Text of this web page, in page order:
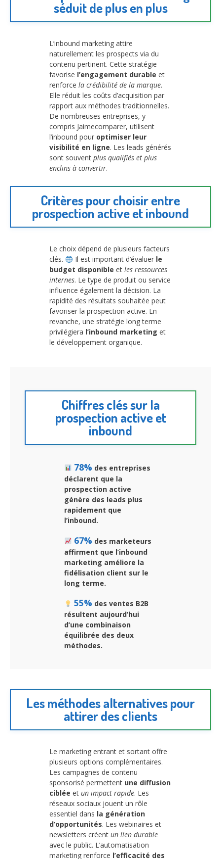
séduit de plus en plus
L’inbound marketing attire
naturellement les prospects via du
contenu pertinent. Cette stratégie
favorise l’engagement durable et
renforce la crédibilité de la marque.
Elle réduit les coûts d’acquisition par
rapport aux méthodes traditionnelles.
De nombreuses entreprises, y
compris Jaimecomparer, utilisent
l’inbound pour optimiser leur
visibilité en ligne. Les leads générés
sont souvent plus qualifiés et plus
enclins à convertir.
Critères pour choisir entre
prospection active et inbound
Le choix dépend de plusieurs facteurs
clés.
Il est important d’évaluer le
budget disponible et les ressources
internes. Le type de produit ou service
influence également la décision. La
rapidité des résultats souhaitée peut
favoriser la prospection active. En
revanche, une stratégie long terme
privilégiera l’inbound marketing et
le développement organique.
Chiffres clés sur la
prospection active et
inbound
78% des entreprises
déclarent que la
prospection active
génère des leads plus
rapidement que
l’inbound.
67% des marketeurs
affirment que l’inbound
marketing améliore la
fidélisation client sur le
long terme.
55% des ventes B2B
résultent aujourd’hui
d’une combinaison
équilibrée des deux
méthodes.
Les méthodes alternatives pour
attirer des clients
Le marketing entrant et sortant offre
plusieurs options complémentaires.
Les campagnes de contenu
sponsorisé permettent une diffusion
ciblée et un impact rapide. Les
réseaux sociaux jouent un rôle
essentiel dans la génération
d’opportunités. Les webinaires et
newsletters créent un lien durable
avec le public. L’automatisation
marketing renforce l’efficacité des